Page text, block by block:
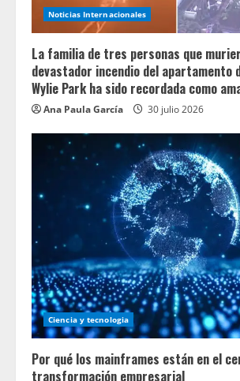
Noticias Internacionales
La familia de tres personas que
devastador incendio del apartamento
Wylie Park ha sido recordada como
Ana Paula García 30 julio 2026
Ciencia y tecnologia
Por qué los mainframes están en el
transformación empresarial